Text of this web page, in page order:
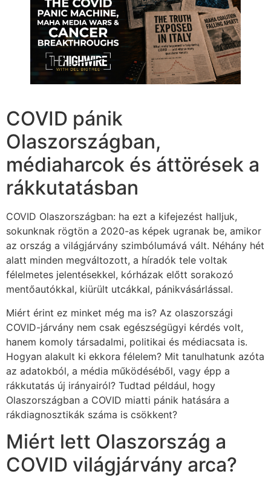
COVID pánik
Olaszországban,
médiaharcok és áttörések a
rákkutatásban
COVID Olaszországban: ha ezt a kifejezést halljuk,
sokunknak rögtön a 2020-as képek ugranak be, amikor
az ország a világjárvány szimbólumává vált. Néhány hét
alatt minden megváltozott, a híradók tele voltak
félelmetes jelentésekkel, kórházak előtt sorakozó
mentőautókkal, kiürült utcákkal, pánikvásárlással.
Miért érint ez minket még ma is? Az olaszországi
COVID-járvány nem csak egészségügyi kérdés volt,
hanem komoly társadalmi, politikai és médiacsata is.
Hogyan alakult ki ekkora félelem? Mit tanulhatunk azóta
az adatokból, a média működéséből, vagy épp a
rákkutatás új irányairól? Tudtad például, hogy
Olaszországban a COVID miatti pánik hatására a
rákdiagnosztikák száma is csökkent?
Miért lett Olaszország a
COVID világjárvány arca?